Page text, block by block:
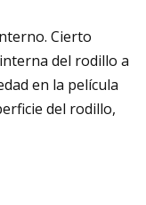
Cierto
del rodillo a
en la película
del rodillo,